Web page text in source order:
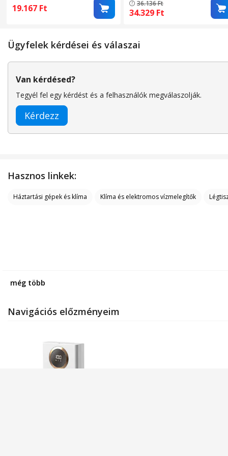
aromaterápiás diffúzor, akár
20 nm-ig tisztít, 3 üzemmód,
hordozható, néma, Fehér
19.167 Ft
ionizációval és alvó
üzemmóddal, ideális
36.136Ft
34.329 Ft
Ügyfelek kérdései és válaszai
Van kérdésed?
Tegyél fel egy kérdést és a felhasználók megválaszolják.
Kérdezz
Hasznos linkek:
Háztartási gépek és klíma Klíma és elektromos vízmelegítők
még több
Navigációs előzményeim